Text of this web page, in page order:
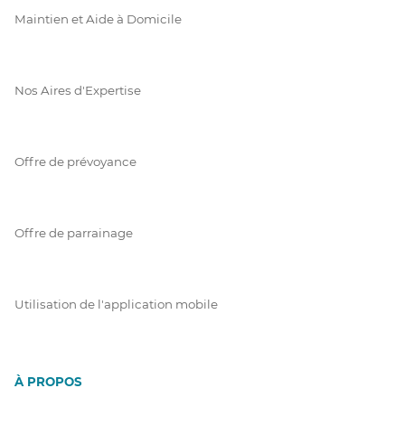
Maintien et Aide à Domicile
Nos Aires d'Expertise
Offre de prévoyance
Offre de parrainage
Utilisation de l'application mobile
À PROPOS